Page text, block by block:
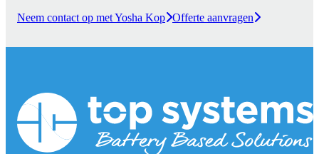
Neem contact op met Yosha Kop Offerte aanvragen